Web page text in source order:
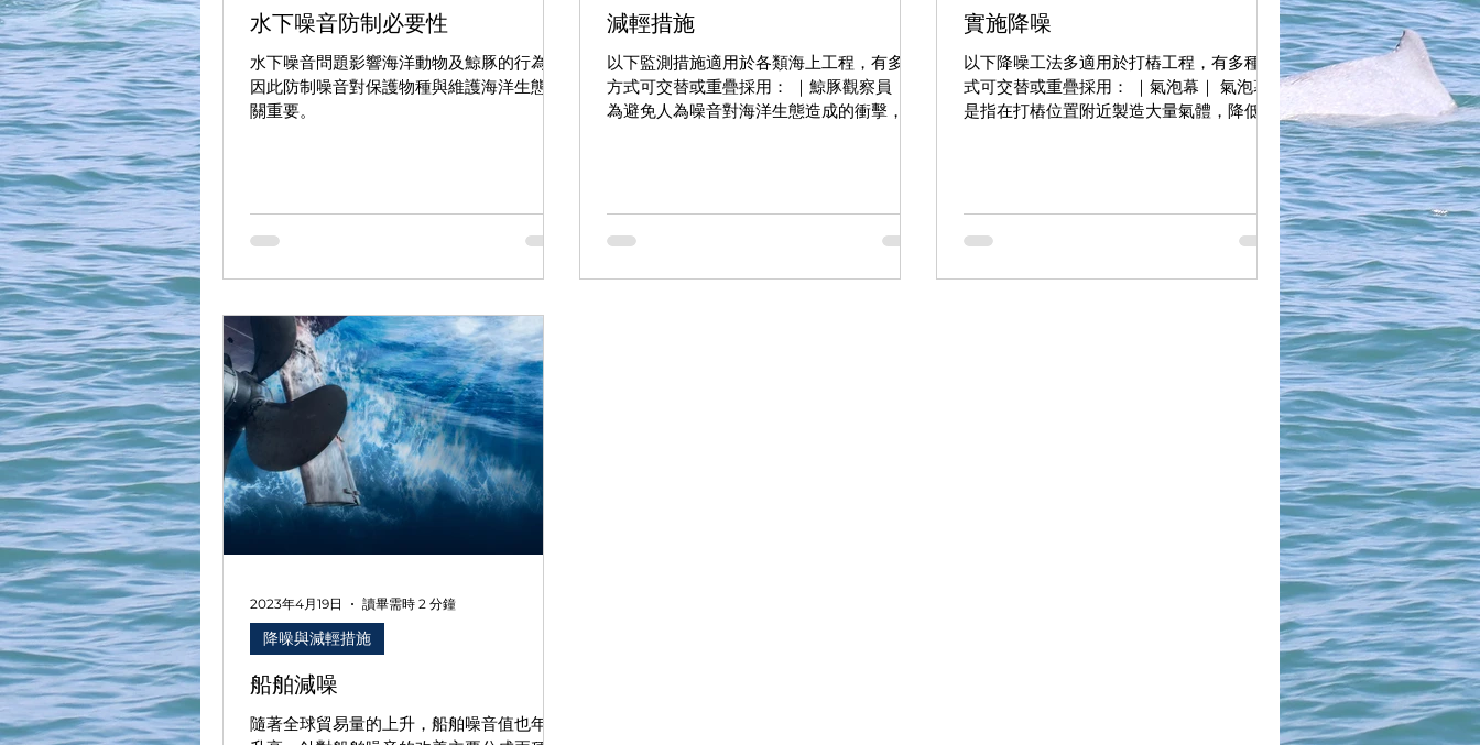
水下噪音防制必要性
水下噪音問題影響海洋動物及鯨豚的行為，
因此防制噪音對保護物種與維護海洋生態至
關重要。
減輕措施
以下監測措施適用於各類海上工程，有多種
方式可交替或重疊採用： ｜鯨豚觀察員｜
為避免人為噪音對海洋生態造成的衝擊，
實施降噪
以下降噪工法多適用於打樁工程，有多種方
式可交替或重疊採用： ｜氣泡幕｜ 氣泡幕
是指在打樁位置附近製造大量氣體，降低打
船舶減噪
隨著全球貿易量的上升，船舶噪音值也年年
降噪與減輕措施
2023年4月19日 讀畢需時 2 分鐘